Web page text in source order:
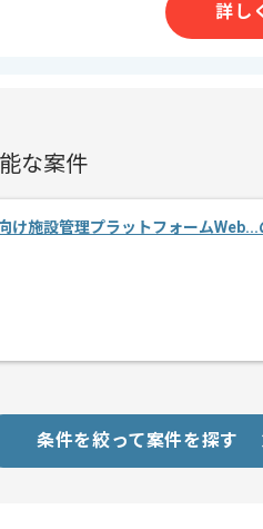
ートワーク：初日はPC貸与や設定
モート作業に支障が出た場合は、
詳し
な案件
け施設管理プラットフォーム
条件を絞って案件を探す